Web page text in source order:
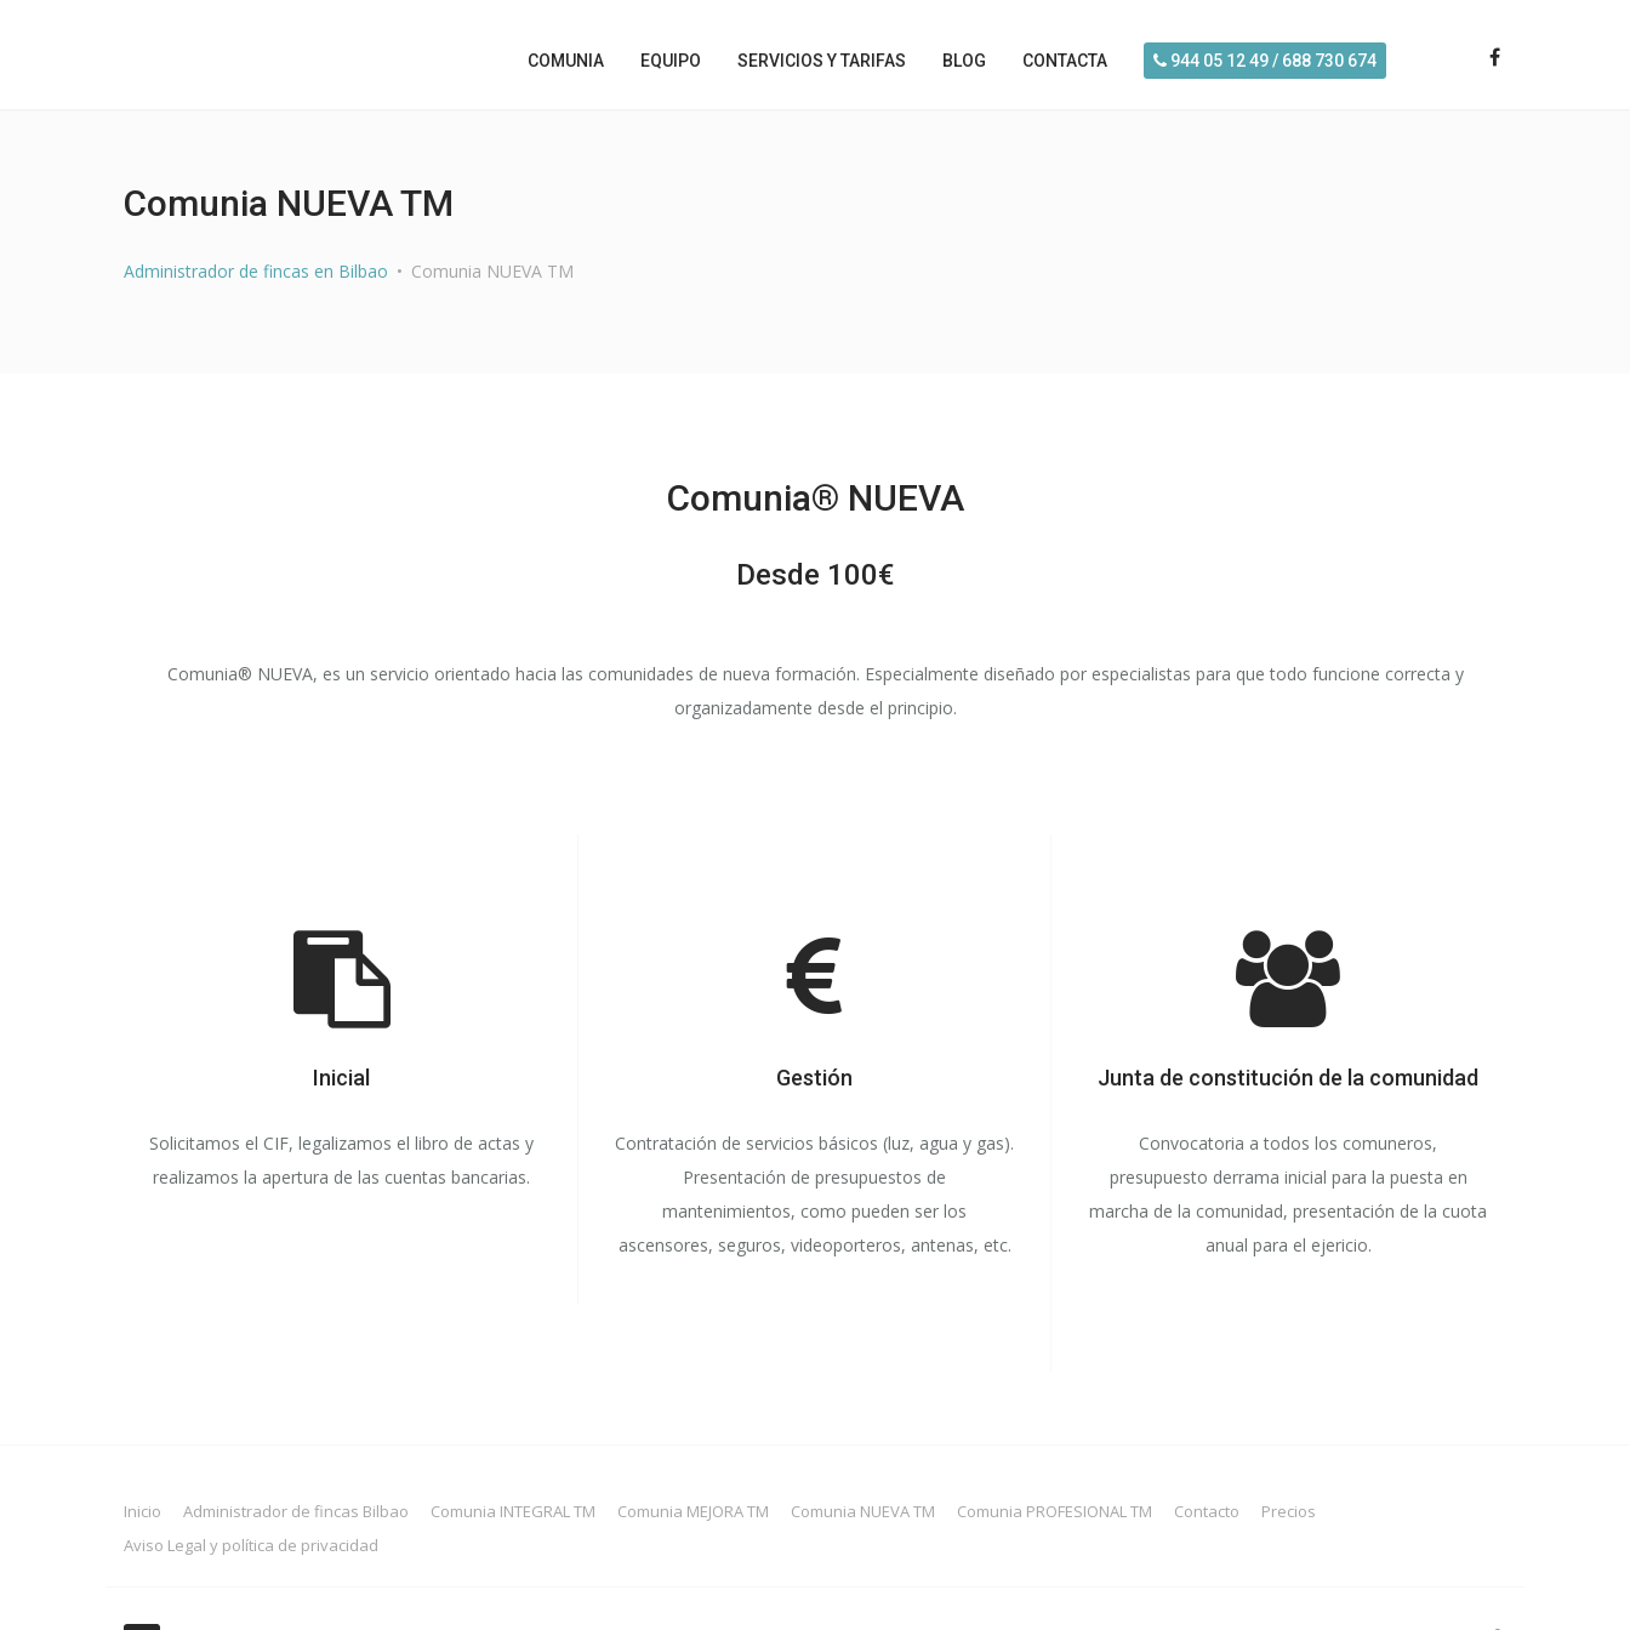
COMUNIA EQUIPO SERVICIOS Y TARIFAS BLOG CONTACTA 944 05 12 49 / 688 730 674
Comunia NUEVA TM
Administrador de fincas en Bilbao Comunia NUEVA TM
Comunia® NUEVA
Desde 100€
Comunia® NUEVA, es un servicio orientado hacia las comunidades de nueva formación. Especialmente diseñado por especialistas para que todo funcione correcta y
organizadamente desde el principio.
Inicial
Solicitamos el CIF, legalizamos el libro de actas y
realizamos la apertura de las cuentas bancarias.
Gestión
Contratación de servicios básicos (luz, agua y gas).
Presentación de presupuestos de
mantenimientos, como pueden ser los
ascensores, seguros, videoporteros, antenas, etc.
Junta de constitución de la comunidad
Convocatoria a todos los comuneros,
presupuesto derrama inicial para la puesta en
marcha de la comunidad, presentación de la cuota
anual para el ejericio.
Inicio Administrador de fincas Bilbao Comunia INTEGRAL TM Comunia MEJORA TM Comunia NUEVA TM Comunia PROFESIONAL TM Contacto
Precios
Aviso Legal y política de privacidad